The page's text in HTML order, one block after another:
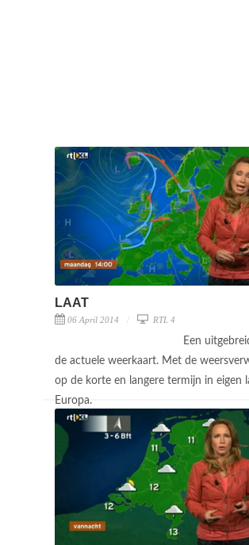
LAAT
06 April 2014 RTL 4
Een
de actuele weerkaart. Met de
op de korte en langere termijn in eigen
Europa.